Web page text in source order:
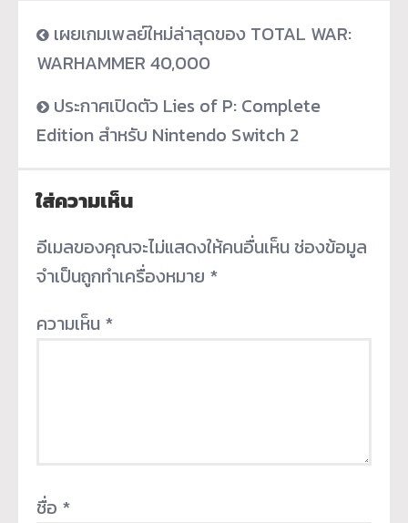
เผยเกมเพลย์ใหม่ล่าสุดของ TOTAL WAR:
WARHAMMER 40,000
ประกาศเปิดตัว Lies of P: Complete
Edition สำหรับ Nintendo Switch 2
ใส่ความเห็น
อีเมลของคุณจะไม่แสดงให้คนอื่นเห็น ช่องข้อมูล
จำเป็นถูกทำเครื่องหมาย *
ความเห็น *
ชื่อ *